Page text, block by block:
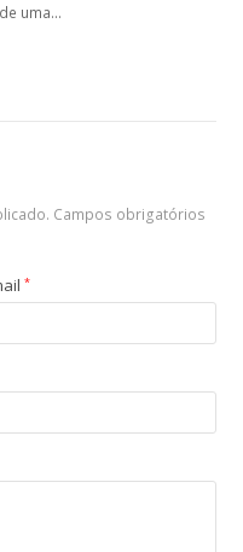
uma…
Campos obrigatórios
*